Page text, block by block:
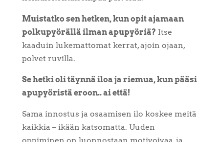
Muistatko sen hetken, kun opit ajamaan
polkupyörällä ilman apupyöriä? Itse
kaaduin lukemattomat kerrat, ajoin ojaan,
polvet ruvilla.
Se hetki oli täynnä iloa ja riemua, kun pääsi
apupyöristä eroon.. ai että!
Sama innostus ja osaamisen ilo koskee meitä
kaikkia – ikään katsomatta. Uuden